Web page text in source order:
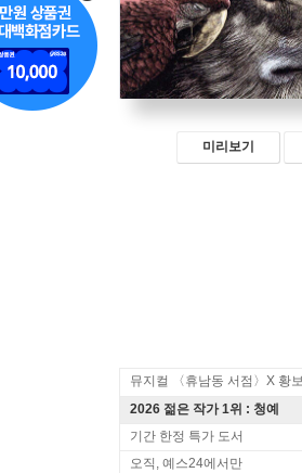
미리보기
2026 젊은 작가 1위 : 청예
기간 한정 특가 도서
오직, 예스24에서만